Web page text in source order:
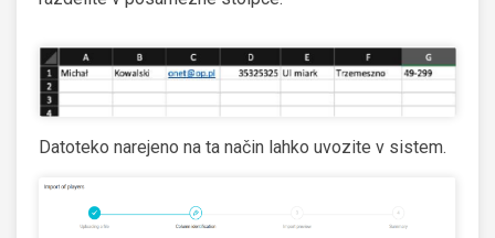
Datoteko narejeno na ta način lahko uvozite v sistem.